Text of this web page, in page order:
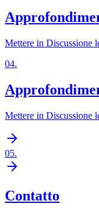
Mettere in Discussione
04.
Mettere in Discussione
05.
Contatto